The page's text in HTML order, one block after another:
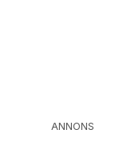
ANNONS